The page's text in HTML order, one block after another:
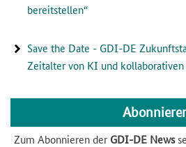
bereitstellen“
Save the Date - GDI-DE
Zeitalter von KI und
Zum Abonnieren der GDI-DE News